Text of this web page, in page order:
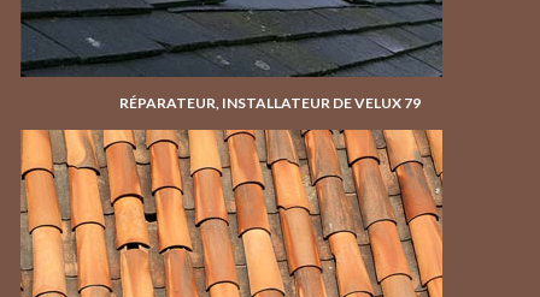
RÉPARATEUR, INSTALLATEUR DE VELUX 79